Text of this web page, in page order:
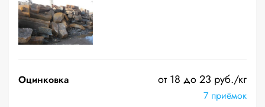
Оцинковка от 18 до 23 руб./кг
7 приёмок